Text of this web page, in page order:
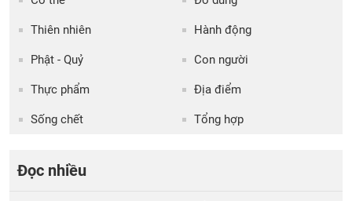
Thiên nhiên Hành động
Phật - Quỷ Con người
Thực phẩm Địa điểm
Sống chết Tổng hợp
Đọc nhiều